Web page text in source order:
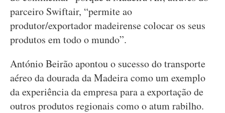
parceiro Swiftair, “permite ao
produtor/exportador madeirense colocar os seus
produtos em todo o mundo”.
António Beirão apontou o sucesso do transporte
aéreo da dourada da Madeira como um exemplo
da experiência da empresa para a exportação de
outros produtos regionais como o atum rabilho.